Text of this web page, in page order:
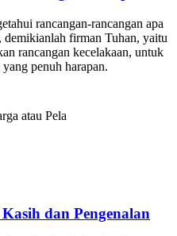
rancangan-rancangan apa
demikianlah firman Tuhan, yaitu
rancangan kecelakaan, untuk
penuh harapan.
atau Pela
dan Pengenalan